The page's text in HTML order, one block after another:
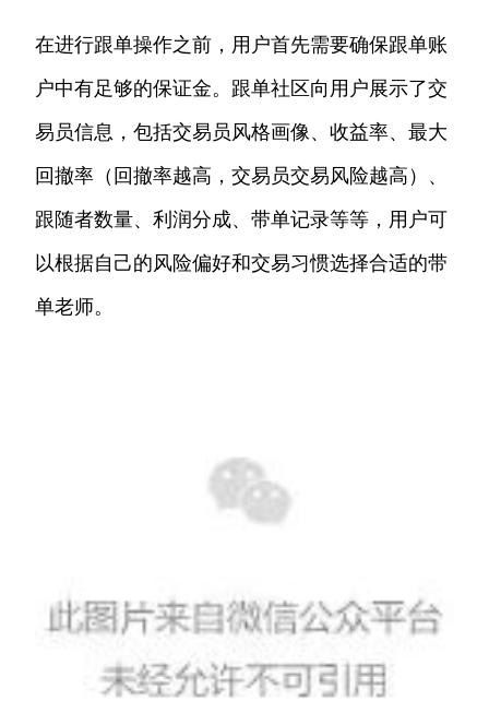
在进行跟单操作之前，用户首先需要确保跟单账
户中有足够的保证金。跟单社区向用户展示了交
易员信息，包括交易员风格画像、收益率、最大
回撤率（回撤率越高，交易员交易风险越高）、
跟随者数量、利润分成、带单记录等等，用户可
以根据自己的风险偏好和交易习惯选择合适的带
单老师。